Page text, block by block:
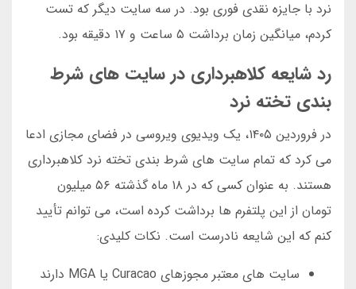
نرد با جایزه نقدی فوری بود. در سه سایت دیگر که تست
کردم، میانگین زمان برداشت ۵ ساعت و ۱۷ دقیقه بود.
رد شایعه کلاهبرداری در سایت های شرط
بندی تخته نرد
در فروردین ۱۴۰۵، یک ویدیوی ویروسی در فضای مجازی ادعا
می کرد که تمام سایت های شرط بندی تخته نرد کلاهبرداری
هستند. به عنوان کسی که در ۱۸ ماه گذشته ۵۶ میلیون
تومان از این پلتفرم ها برداشت کرده است، می توانم تأیید
کنم که این شایعه نادرست است. نکات کلیدی:
سایت های معتبر مجوزهای Curacao یا MGA دارند